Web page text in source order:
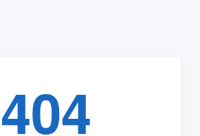
404